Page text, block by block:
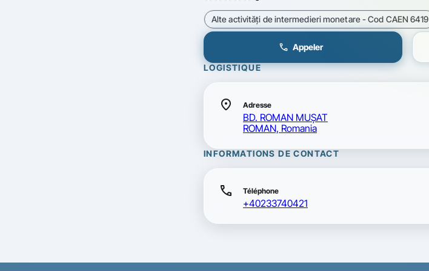
Alte activităţi de intermedieri monetare - Cod CAEN 6419
call Appeler
LOGISTIQUE
location_on Adresse
BD. ROMAN MUŞAT
ROMAN, Romania
INFORMATIONS DE CONTACT
call Téléphone
+40233740421